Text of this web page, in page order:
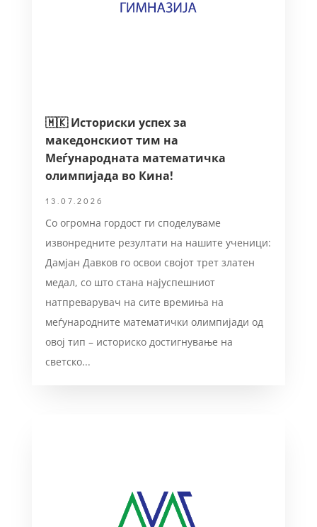
🇲🇰 Историски успех за
македонскиот тим на
Меѓународната математичка
олимпијада во Кина!
13.07.2026
Со огромна гордост ги споделуваме
извонредните резултати на нашите ученици:
Дамјан Давков го освои својот трет златен
медал, со што стана најуспешниот
натпреварувач на сите времиња на
меѓународните математички олимпијади од
овој тип – историско достигнување на
светско...